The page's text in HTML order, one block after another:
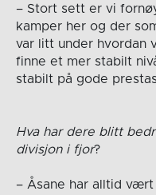
– Stort sett er vi
kamper her og der
var litt under hvordan
finne et mer stabilt
stabilt på gode
Hva har dere blitt
divisjon i fjor?
– Åsane har alltid